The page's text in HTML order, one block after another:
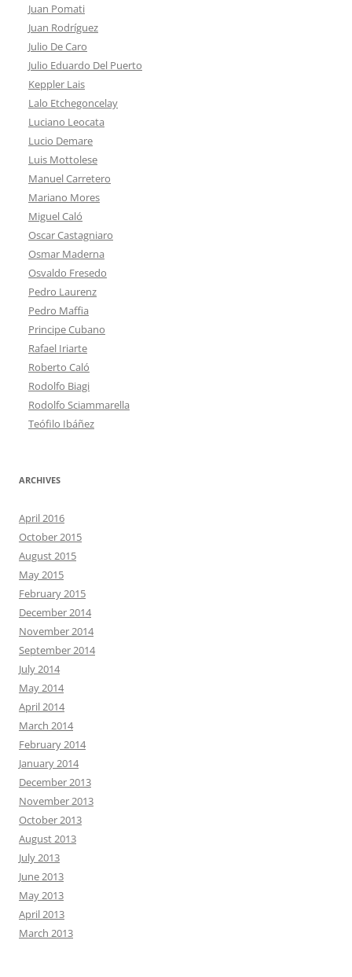
Juan Pomati
Juan Rodríguez
Julio De Caro
Julio Eduardo Del Puerto
Keppler Lais
Lalo Etchegoncelay
Luciano Leocata
Lucio Demare
Luis Mottolese
Manuel Carretero
Mariano Mores
Miguel Caló
Oscar Castagniaro
Osmar Maderna
Osvaldo Fresedo
Pedro Laurenz
Pedro Maffia
Principe Cubano
Rafael Iriarte
Roberto Caló
Rodolfo Biagi
Rodolfo Sciammarella
Teófilo Ibáñez
ARCHIVES
April 2016
October 2015
August 2015
May 2015
February 2015
December 2014
November 2014
September 2014
July 2014
May 2014
April 2014
March 2014
February 2014
January 2014
December 2013
November 2013
October 2013
August 2013
July 2013
June 2013
May 2013
April 2013
March 2013